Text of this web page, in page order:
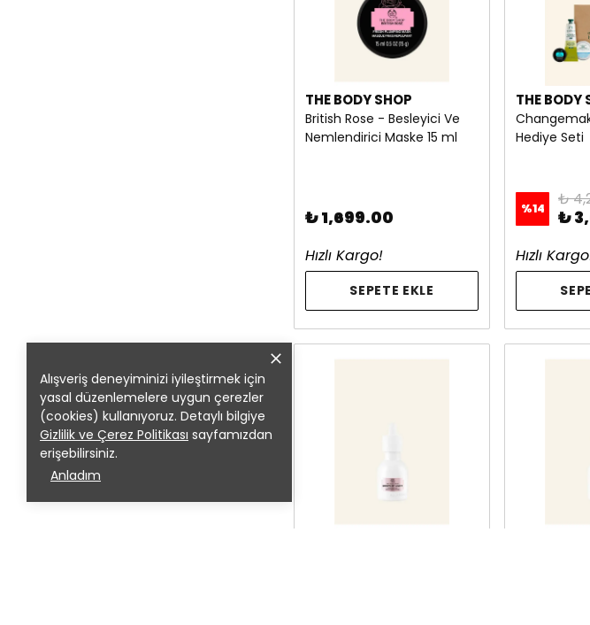
Alışveriş deneyiminizi iyileştirmek için
yasal düzenlemelere uygun çerezler
(cookies) kullanıyoruz. Detaylı bilgiye
Gizlilik ve Çerez Politikası sayfamızdan
erişebilirsiniz.
Anladım
THE BODY SHOP
British Rose - Besleyici Ve
Nemlendirici Maske 15 ml
₺ 1,699.00
Hızlı Kargo!
SEPETE EKLE
THE BODY
Hediye Seti
%14 ₺
₺
Hızlı